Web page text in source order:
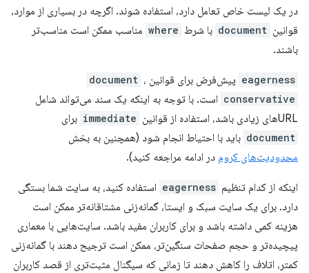
در یک لیست خاص تعامل دارد، استفاده شوند. اگرچه در بسیاری از موارد،
قوانین document با شرط where مناسب ممکن است مناسب‌تر
باشند.
eagerness پیش‌فرض برای قوانین document ،
conservative است. با توجه به اینکه یک سند می‌تواند شامل
URLهای زیادی باشد، استفاده از قوانین
immediate برای
document باید با احتیاط انجام شود (همچنین به بخش
محدودیت‌های کروم در ادامه مراجعه کنید).
اینکه از کدام تنظیم eagerness استفاده کنید، به سایت شما بستگی
دارد. برای یک سایت سبک و ایستا، گمانه‌زنی مشتاقانه‌تر ممکن است
هزینه کمی داشته باشد و برای کاربران مفید باشد. سایت‌هایی با معماری
پیچیده‌تر و حجم صفحات سنگین‌تر، ممکن است ترجیح دهند با گمانه‌زنی
کمتر، اتلاف را کاهش دهند تا زمانی که سیگنال مثبت‌تری از قصد کاربران